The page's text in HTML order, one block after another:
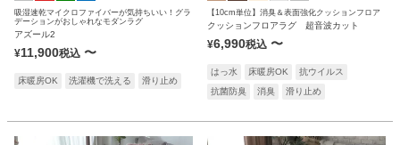
カテゴリー
吸湿速乾マイクロファイバーが気持ちいい！グラ
デーションがおしゃれなモダンラグ
アズール2
¥11,900税込 〜
床暖房OK 洗濯機で洗える 滑り止め
【10cm単位】消臭＆表面強化クッションフロア
クッションフロアラグ 超音波カット
¥6,990税込 〜
はっ水 床暖房OK
抗ウイルス
抗菌防臭
消臭 滑り止め